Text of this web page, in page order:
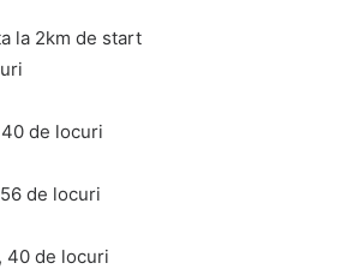
la 2km de start
de locuri
de locuri
40 de locuri